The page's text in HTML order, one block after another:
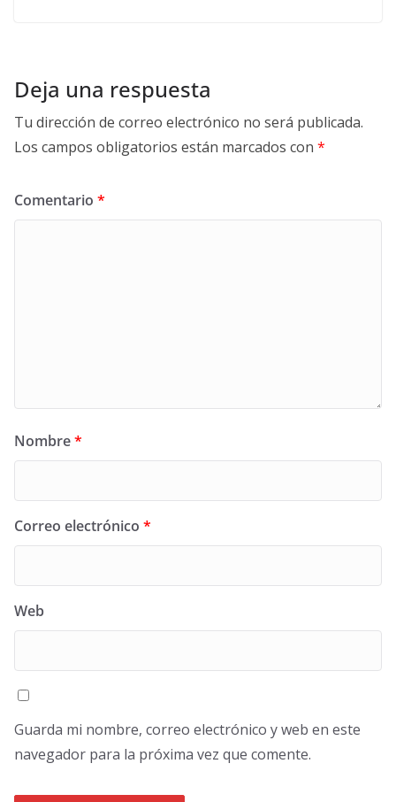
Deja una respuesta
Tu dirección de correo electrónico no será publicada.
Los campos obligatorios están marcados con *
Comentario *
Nombre*
Correo electrónico *
Web
Guarda mi nombre, correo electrónico y web en este
navegador para la próxima vez que comente.